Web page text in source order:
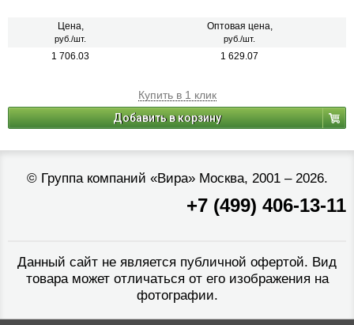
Цена,
руб./шт.
Оптовая цена,
руб./шт.
1 706.03 1 629.07
Купить в 1 клик
Добавить в корзину
© Группа компаний «Вира»Москва, 2001 – 2026.
+7 (499) 406-13-11
Данный сайт не является публичной офертой. Вид
товара может отличаться от его изображения на
фотографии.